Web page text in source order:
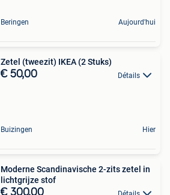
Beringen Aujourd'hui
Zetel (tweezit) IKEA (2 Stuks)
€ 50,00 Détails
Buizingen Hier
Moderne Scandinavische 2-zits zetel in
lichtgrijze stof
€ 300,00